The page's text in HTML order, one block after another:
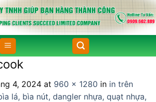
4, 2024 at 960 × 1280 in in trên
lá, bìa nút, dangler nhựa, quạt nhựa,